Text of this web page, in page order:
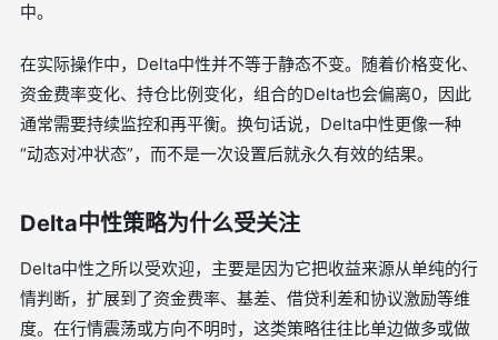
中。
在实际操作中，Delta中性并不等于静态不变。随着价格变化、
资金费率变化、持仓比例变化，组合的Delta也会偏离0，因此
通常需要持续监控和再平衡。换句话说，Delta中性更像一种
“动态对冲状态”，而不是一次设置后就永久有效的结果。
Delta中性策略为什么受关注
Delta中性之所以受欢迎，主要是因为它把收益来源从单纯的行
情判断，扩展到了资金费率、基差、借贷利差和协议激励等维
度。在行情震荡或方向不明时，这类策略往往比单边做多或做